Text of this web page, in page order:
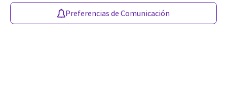
Preferencias de Comunicación